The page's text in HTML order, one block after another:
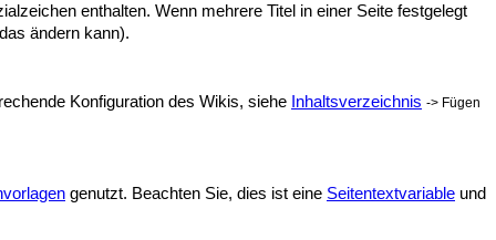
enthalten. Wenn mehrere Titel in einer Seite festgelegt
ändern kann).
Konfiguration des Wikis, siehe Inhaltsverzeichnis -> Fügen
genutzt. Beachten Sie, dies ist eine Seitentextvariable und